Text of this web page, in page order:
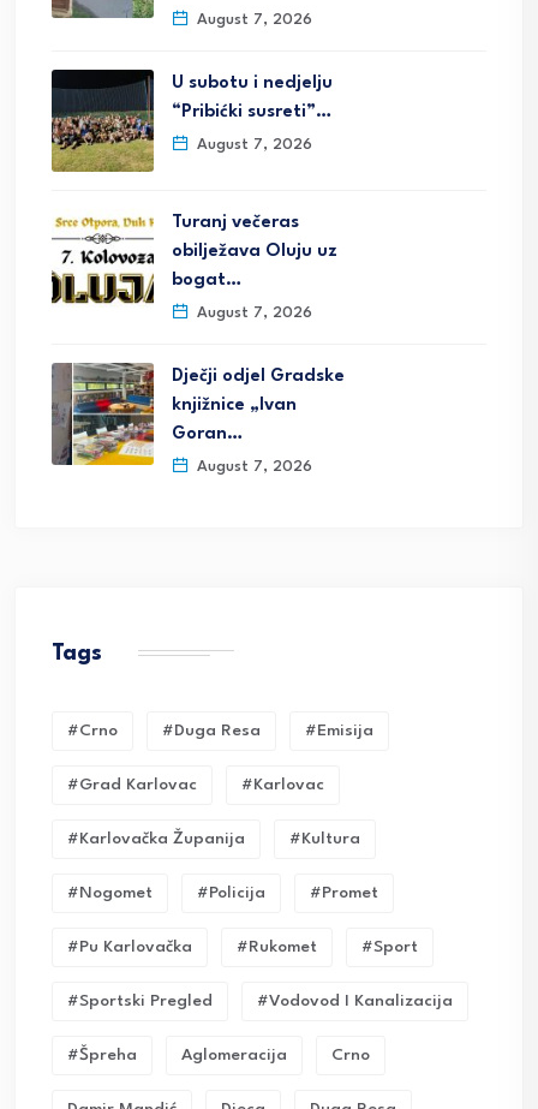
August 7, 2026
U subotu i nedjelju
“Pribićki susreti”…
August 7, 2026
Turanj večeras
obilježava Oluju uz
bogat…
August 7, 2026
Dječji odjel Gradske
knjižnice „Ivan
Goran…
August 7, 2026
Tags
#crno #duga Resa #emisija
#grad Karlovac #karlovac
#karlovačka Županija #kultura
#nogomet #policija #promet
#pu Karlovačka #rukomet #sport
#sportski Pregled #vodovod I Kanalizacija
#Špreha Aglomeracija Crno